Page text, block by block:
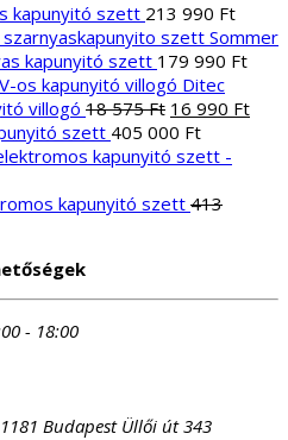
kapunyitó szett 213 990 Ft
Sommer
kapunyitó szett 179 990 Ft
Ditec
villogó 18 575Ft Original
price
was:
575 Ft.
16 990 Ft
szett 405 000 Ft
kapunyitó szett 413
- 18:00
1181 Budapest Üllői út 343